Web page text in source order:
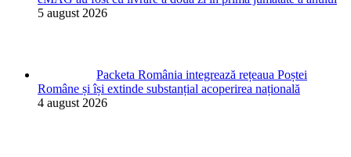
5 august 2026
Packeta România integrează rețeaua Poștei
Române și își extinde substanțial acoperirea națională
4 august 2026